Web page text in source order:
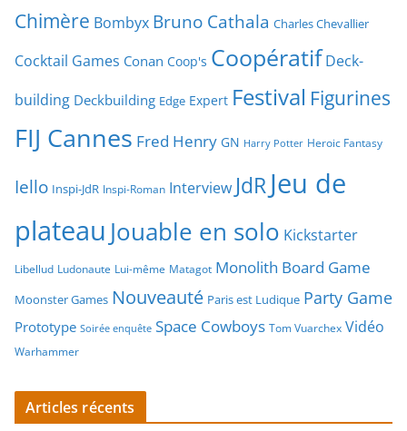
Chimère Bombyx Bruno Cathala Charles Chevallier
Cocktail Games Conan Coop's Coopératif Deck-
building Deckbuilding Edge Expert Festival Figurines
FIJ Cannes Fred Henry GN Harry Potter Heroic Fantasy
Iello Inspi-JdR Inspi-Roman Interview JdRJeu de
plateau Jouable en solo Kickstarter
Libellud Ludonaute Lui-même Matagot Monolith Board Game
Moonster Games Nouveauté Paris est Ludique Party Game
Prototype Soirée enquête Space Cowboys Tom Vuarchex Vidéo
Warhammer
Articles récents